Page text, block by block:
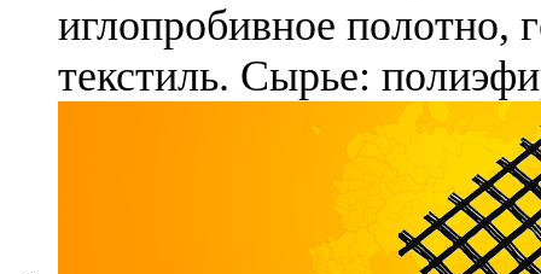
иглопробивное полотно,
текстиль. Сырье: